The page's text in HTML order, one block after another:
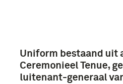
Uniform bestaand uit
Ceremonieel Tenue,
luitenant-generaal